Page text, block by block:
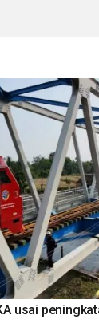
usai